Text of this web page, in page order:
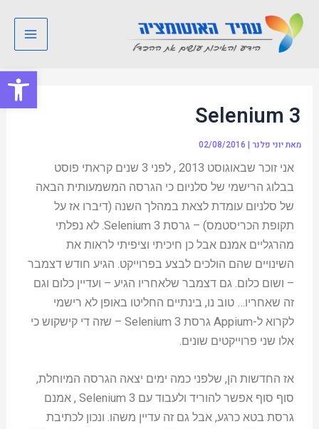
פתח
דילוג
לתוכן
Main
Selenium 3
מאתיוני פלנר|
02/08/2016
אני זוכר שבאוגוסט 2013 , לפני 3 שנים קראתי פוסט
בבלוג הרישמי של סלניום כי הגרסה המשמעותית הבאה
של סלניום עומדת לצאת במהלך השנה (דיברו אז על
תקופת הכריסטמס) – גרסת Selenium 3. לא נפלתי
מהרגליים אמנם אבל כן חיכיתי וציפיתי לראות את
השינויים שהם הולכים לבצע בפרוייקט. הגיע חודש דצמבר
– ושום כלום. גם דצמבר שלאחריו הגיע – ועדיין כלום וגם
זה שאחריו… טוב נו, בינתיים החליטו באופן לא רישמי
לקרוא ל-Appium גרסת Selenium 3 – שזה די קישקוש כי
אלו שני פרוייקטים שונים.
אז החדשות הן, שלפני כמה ימים יצאה הגרסה המיוחלת,
סוף סוף אפשר להוריד ולעבוד עם Selenium 3 , אמנם
גרסת בטא כרגע, אבל גם זה עדיין משהו. ונכון לכתיבת
Post
navigation